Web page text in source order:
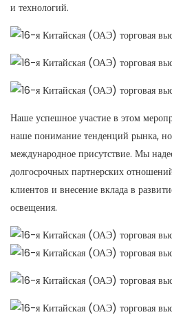
и технологий.
Наше успешное участие в этом
наше понимание тенденций рынка,
международное присутствие. Мы
долгосрочных партнерских
клиентов и внесение вклада в
освещения.